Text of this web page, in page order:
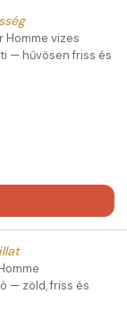
Homme vizes
— hűvösen friss és
— zöld, friss és